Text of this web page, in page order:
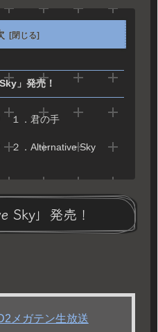
」発売！
１．君の手
２．Alternative Sky
Sky」発売！
メガテン生放送